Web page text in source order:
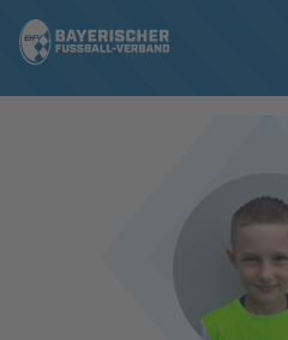
ERGEBNISSE & WETTBEWERBE